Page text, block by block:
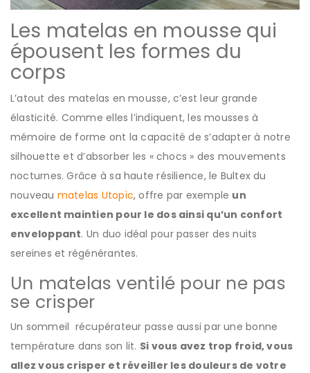
Les matelas en mousse qui
épousent les formes du
corps
L’atout des matelas en mousse, c’est leur grande
élasticité. Comme elles l’indiquent, les mousses à
mémoire de forme ont la capacité de s’adapter à notre
silhouette et d’absorber les « chocs » des mouvements
nocturnes. Grâce à sa haute résilience, le Bultex du
nouveau matelas Utopic, offre par exemple un
excellent maintien pour le dos ainsi qu’un confort
enveloppant. Un duo idéal pour passer des nuits
sereines et régénérantes.
Un matelas ventilé pour ne pas
se crisper
Un sommeil récupérateur passe aussi par une bonne
température dans son lit. Si vous avez trop froid, vous
allez vous crisper et réveiller les douleurs de votre